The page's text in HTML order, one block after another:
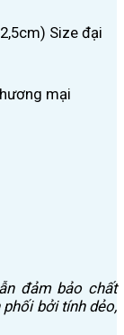
Size đại
mại
đảm bảo chất
bởi tính dẻo,